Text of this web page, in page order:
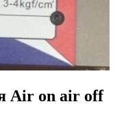
Air on air off